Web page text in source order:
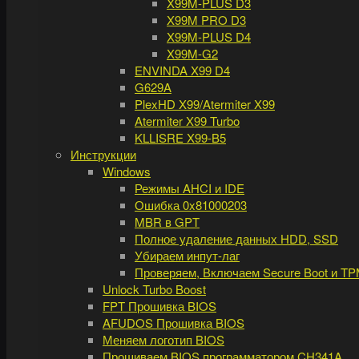
X99M PRO D3
X99M-PLUS D4
X99M-G2
ENVINDA X99 D4
G629A
PlexHD X99/Atermiter X99
Atermiter X99 Turbo
KLLISRE X99-B5
Инструкции
Windows
Режимы AHCI и IDE
Ошибка 0x81000203
MBR в GPT
Полное удаление данных HDD, SSD
Убираем инпут-лаг
Проверяем, Включаем Secure Boot и
Unlock Turbo Boost
FPT Прошивка BIOS
AFUDOS Прошивка BIOS
Меняем логотип BIOS